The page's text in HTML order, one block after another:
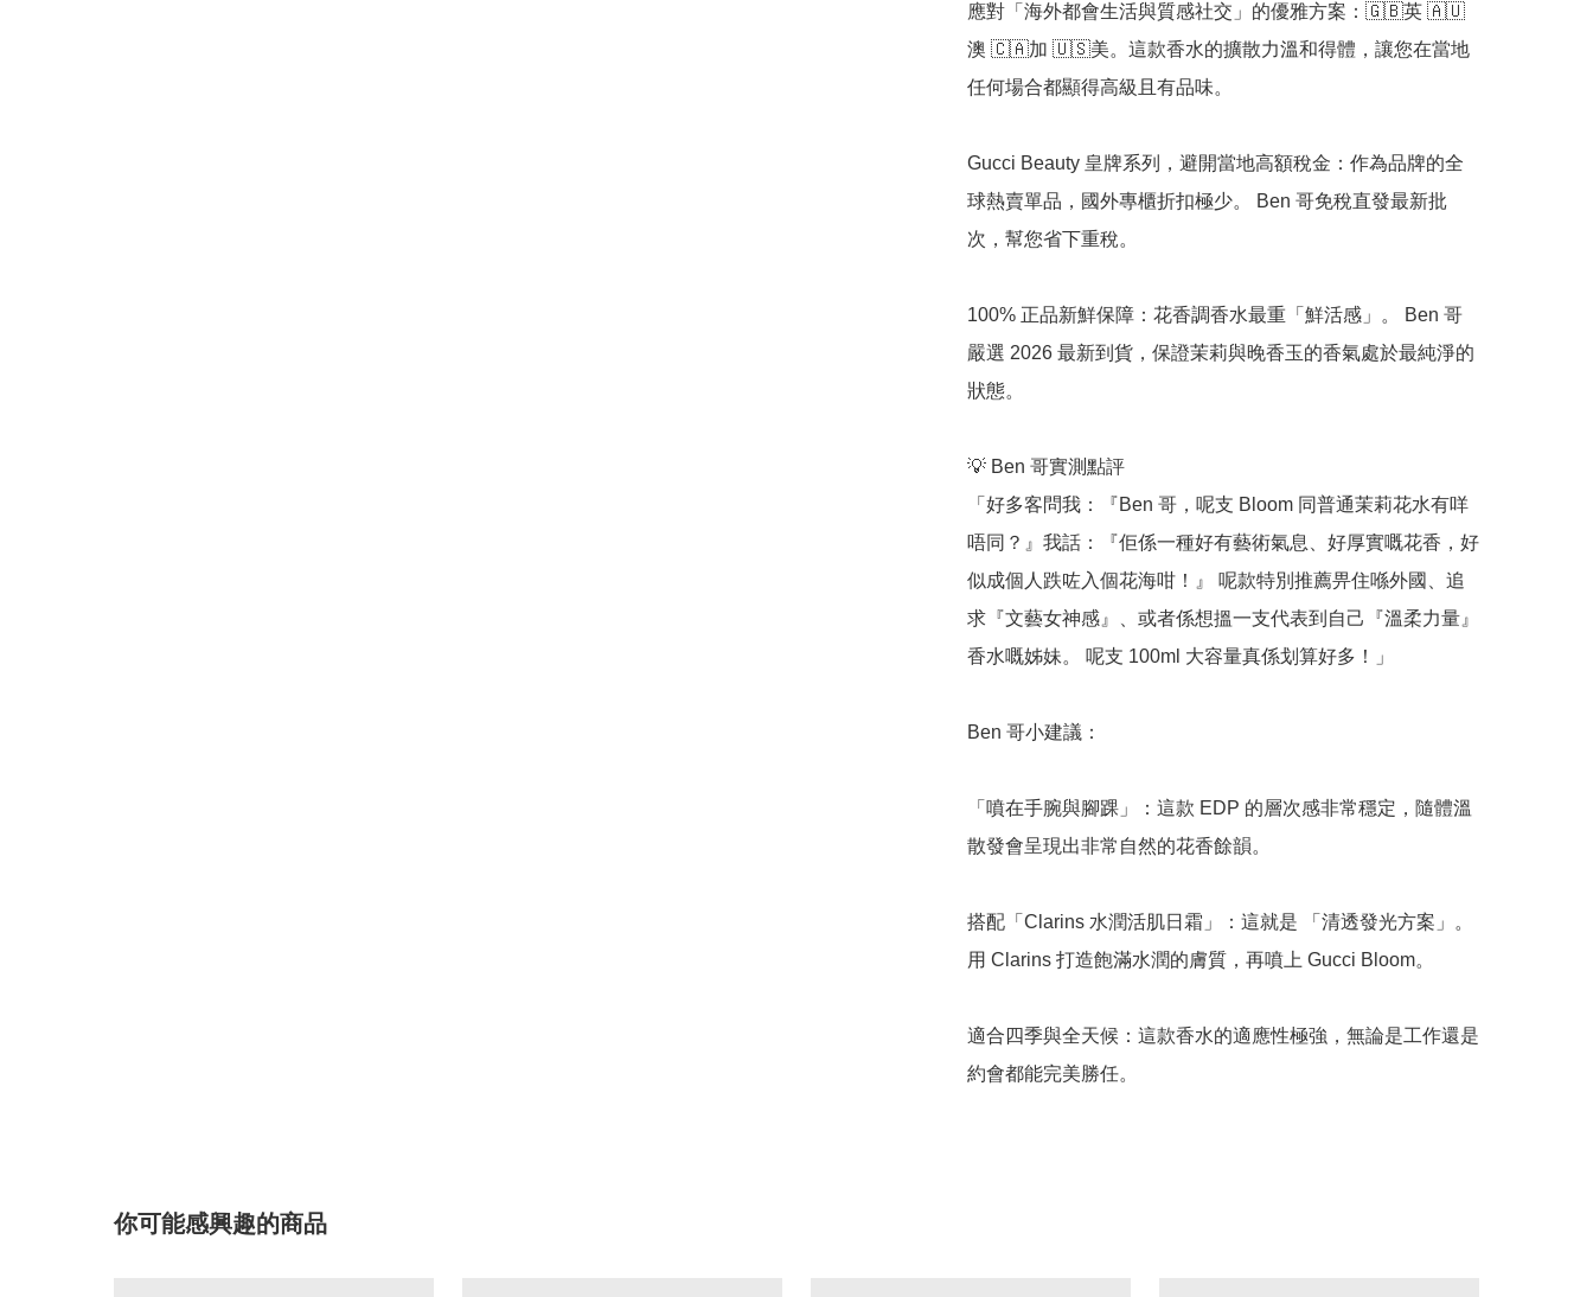
應對「海外都會生活與質感社交」的優雅方案：🇬🇧英 🇦🇺
澳 🇨🇦加 🇺🇸美。這款香水的擴散力溫和得體，讓您在當地
任何場合都顯得高級且有品味。
Gucci Beauty 皇牌系列，避開當地高額稅金：作為品牌的全
球熱賣單品，國外專櫃折扣極少。 Ben 哥免稅直發最新批
次，幫您省下重稅。
100% 正品新鮮保障：花香調香水最重「鮮活感」。 Ben 哥
嚴選 2026 最新到貨，保證茉莉與晚香玉的香氣處於最純淨的
狀態。
💡 Ben 哥實測點評
「好多客問我：『Ben 哥，呢支 Bloom 同普通茉莉花水有咩
唔同？』我話：『佢係一種好有藝術氣息、好厚實嘅花香，好
似成個人跌咗入個花海咁！』 呢款特別推薦畀住喺外國、追
求『文藝女神感』、或者係想搵一支代表到自己『溫柔力量』
香水嘅姊妹。 呢支 100ml 大容量真係划算好多！」
Ben 哥小建議：
「噴在手腕與腳踝」：這款 EDP 的層次感非常穩定，隨體溫
散發會呈現出非常自然的花香餘韻。
搭配「Clarins 水潤活肌日霜」：這就是 「清透發光方案」。
用 Clarins 打造飽滿水潤的膚質，再噴上 Gucci Bloom。
適合四季與全天候：這款香水的適應性極強，無論是工作還是
約會都能完美勝任。
你可能感興趣的商品